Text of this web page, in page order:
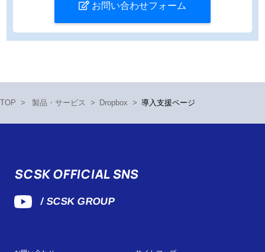
TOP > 製品・サービス > Dropbox > 導入支援ページ
お問い合わせフォーム
SCSK OFFICIAL SNS
/ SCSK GROUP